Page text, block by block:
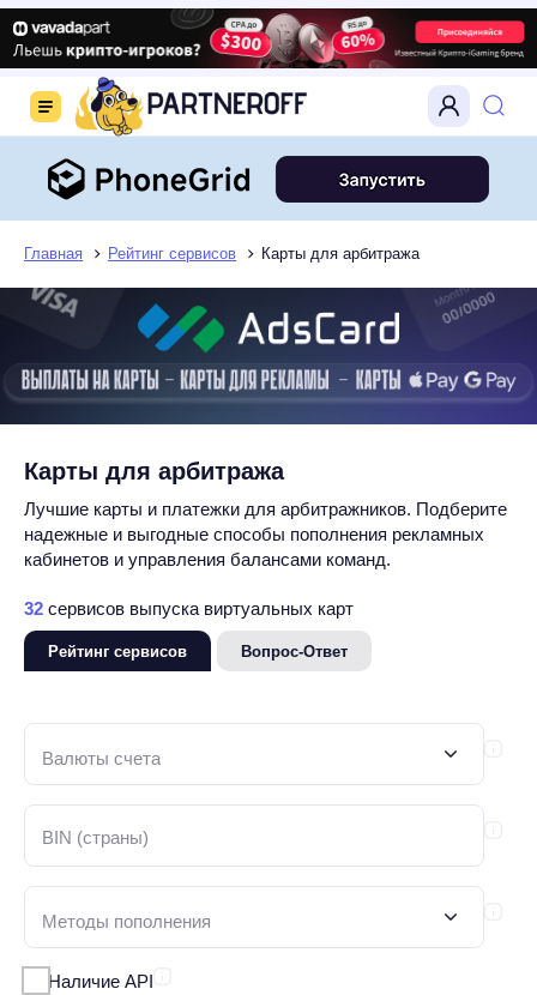
Главная Рейтинг сервисов Карты для арбитража
Карты для арбитража
Лучшие карты и платежки для арбитражников. Подберите
надежные и выгодные способы пополнения рекламных
кабинетов и управления балансами команд.
32 сервисов выпуска виртуальных карт
Рейтинг сервисов Вопрос-Ответ
Валюты счета
Методы пополнения
Наличие API